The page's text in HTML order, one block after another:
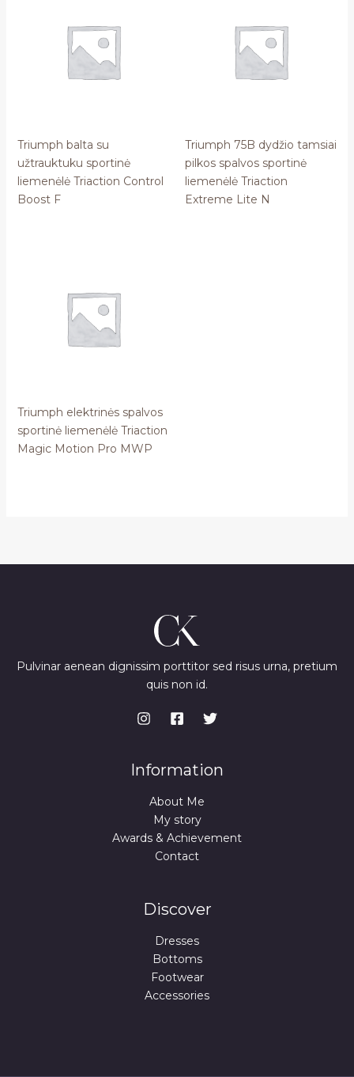
Triumph balta su
užtrauktuku sportinė
liemenėlė Triaction Control
Boost F
Triumph 75B dydžio tamsiai
pilkos spalvos sportinė
liemenėlė Triaction
Extreme Lite N
Triumph elektrinės spalvos
sportinė liemenėlė Triaction
Magic Motion Pro MWP
Pulvinar aenean dignissim porttitor sed risus urna, pretium
quis non id.
Information
About Me
My story
Awards & Achievement
Contact
Discover
Dresses
Bottoms
Footwear
Accessories